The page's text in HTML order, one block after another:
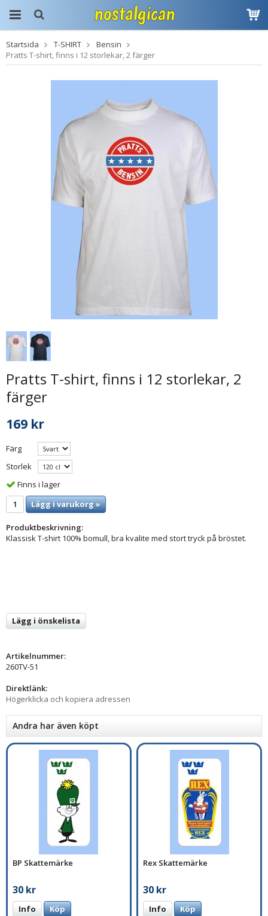
Produkten har blivit
tillagd i varukorgen
Startsida T-SHIRT
Bensin
Pratts T-shirt, finns i 12 storlekar, 2 färger
Pratts T-shirt, finns i 12 storlekar, 2
färger
169 kr
Färg
Storlek
Finns i lager
Lägg i varukorg »
Produktbeskrivning:
Klassisk T-shirt 100% bomull, bra kvalite med stort tryck på bröstet.
Lägg i önskelista
Artikelnummer:
260TV-51
Direktlänk:
Högerklicka och kopiera adressen
Andra har även köpt
BP Skattemärke
30 kr
Info Köp
Rex Skattemärke
30 kr
Info Köp